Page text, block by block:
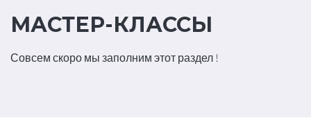
МАСТЕР-КЛАССЫ
Совсем скоро мы заполним этот раздел !